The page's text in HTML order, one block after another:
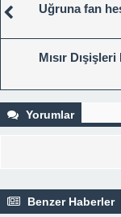
Uğruna fan
Mısır
Yorumlar
Benzer Haberler